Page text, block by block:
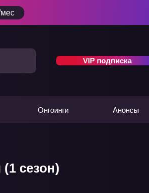
VIP подписка
Онгоинги Анонсы
сезон)